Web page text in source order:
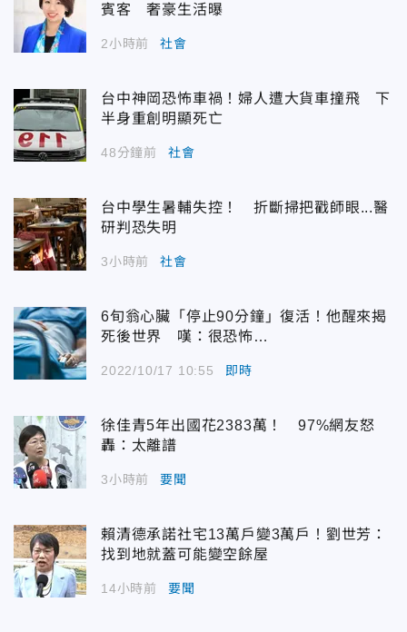
賓客 奢豪生活曝
2小時前 社會
台中神岡恐怖車禍！婦人遭大貨車撞飛 下
半身重創明顯死亡
48分鐘前 社會
台中學生暑輔失控！ 折斷掃把戳師眼...醫
研判恐失明
3小時前 社會
6旬翁心臟「停止90分鐘」復活！他醒來揭
死後世界 嘆：很恐怖…
2022/10/17 10:55 即時
徐佳青5年出國花2383萬！ 97%網友怒
轟：太離譜
3小時前 要聞
賴清德承諾社宅13萬戶變3萬戶！劉世芳：
找到地就蓋可能變空餘屋
14小時前 要聞